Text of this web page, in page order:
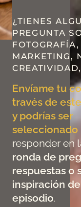
¿TIENES
PREGUNTA
FOTOGRAFÍA,
MARKETING,
Envíame tu
través de
y podrías ser
seleccionado
responder en
ronda de
respuestas o
inspiración
episodio.